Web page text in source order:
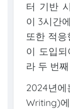
터 기반
이 3시간
또한 적
이 도입
라 두 번
2024년
Writing)